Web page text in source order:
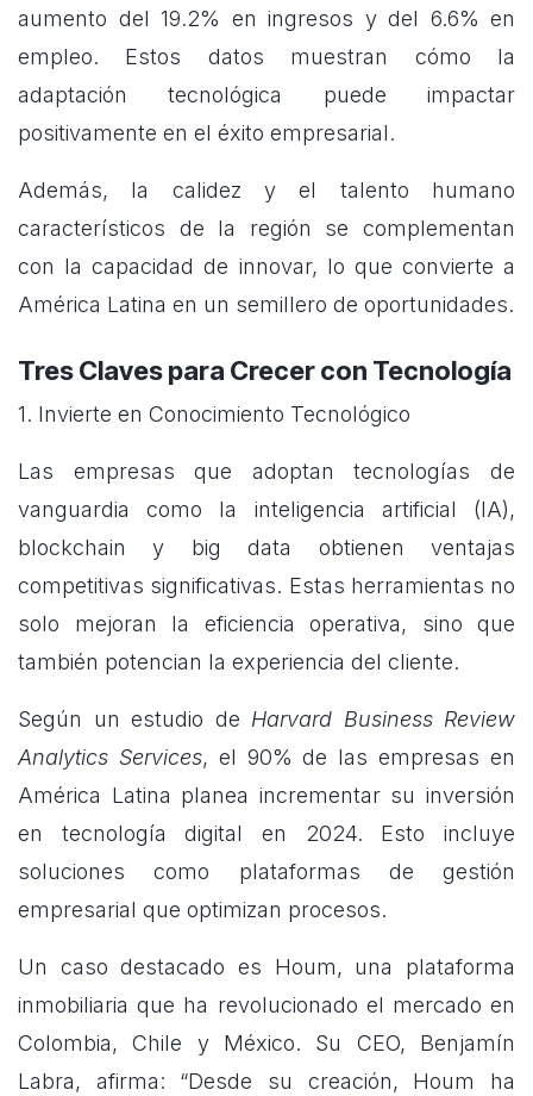
aumento del 19.2% en ingresos y del 6.6% en
empleo. Estos datos muestran cómo la
adaptación tecnológica puede impactar
positivamente en el éxito empresarial.
Además, la calidez y el talento humano
característicos de la región se complementan
con la capacidad de innovar, lo que convierte a
América Latina en un semillero de oportunidades.
Tres Claves para Crecer con Tecnología
1. Invierte en Conocimiento Tecnológico
Las empresas que adoptan tecnologías de
vanguardia como la inteligencia artificial (IA),
blockchain y big data obtienen ventajas
competitivas significativas. Estas herramientas no
solo mejoran la eficiencia operativa, sino que
también potencian la experiencia del cliente.
Según un estudio de Harvard Business Review
Analytics Services, el 90% de las empresas en
América Latina planea incrementar su inversión
en tecnología digital en 2024. Esto incluye
soluciones como plataformas de gestión
empresarial que optimizan procesos.
Un caso destacado es Houm, una plataforma
inmobiliaria que ha revolucionado el mercado en
Colombia, Chile y México. Su CEO, Benjamín
Labra, afirma: “Desde su creación, Houm ha